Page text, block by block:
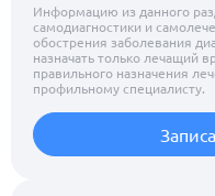
Информацию из данного
самодиагностики и
обострения заболевания
назначать только лечащий
правильного назначения
профильному специалисту.